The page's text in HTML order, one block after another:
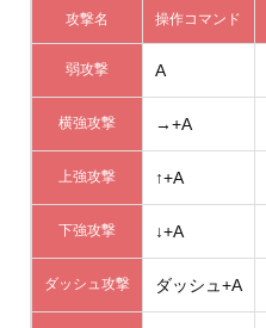
攻撃名 操作コマンド
弱攻撃 A
横強攻撃 →+A
上強攻撃 ↑+A
下強攻撃 ↓+A
ダッシュ攻撃 ダッシュ+A